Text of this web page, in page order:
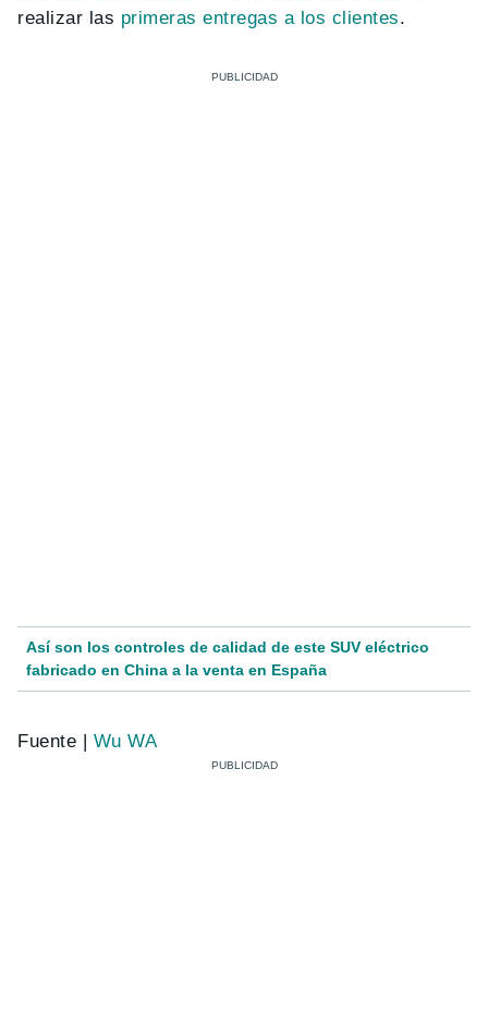
realizar las primeras entregas a los clientes.
Así son los controles de calidad de este SUV eléctrico
fabricado en China a la venta en España
Fuente | Wu WA